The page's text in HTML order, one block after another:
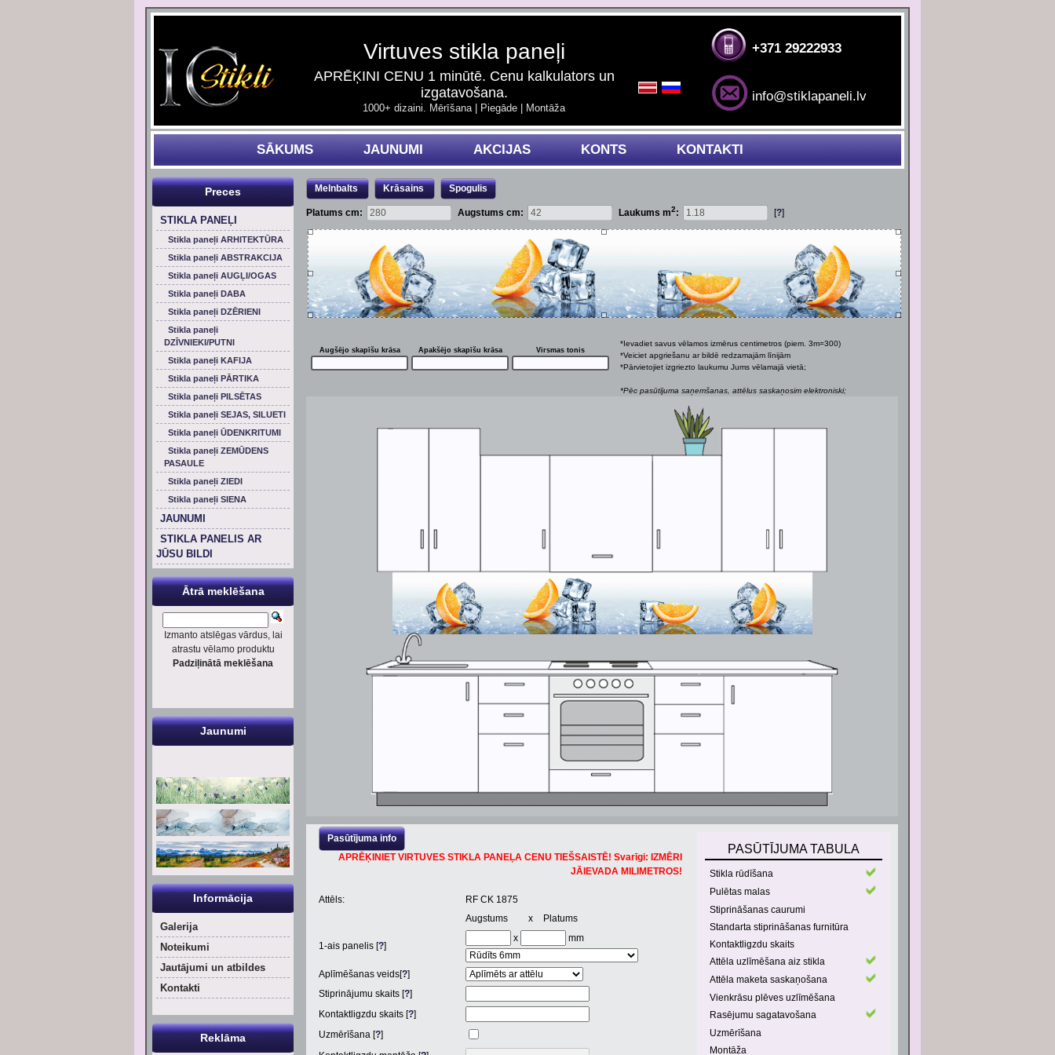
Virtuves stikla paneļi
APRĒĶINI CENU 1 minūtē. Cenu kalkulators un
izgatavošana.
1000+ dizaini. Mērīšana | Piegāde | Montāža
+371 29222933
info@stiklapaneli.lv
SĀKUMS JAUNUMI AKCIJAS KONTS KONTAKTI
Melnbalts Krāsains Spogulis
Platums cm: Augstums cm: Laukums m2: [?]
Augšējo skapīšu krāsa Apakšējo skapīšu krāsa Virsmas tonis
*Ievadiet savus vēlamos izmērus centimetros (piem. 3m=300)
*Veiciet apgriešanu ar bildē redzamajām līnijām
*Pārvietojiet izgriezto laukumu Jums vēlamajā vietā;
*Pēc pasūtījuma saņemšanas, attēlus saskaņosim elektroniski;
Pasūtījuma info
APRĒĶINIET VIRTUVES STIKLA PANEĻA CENU TIEŠSAISTĒ! Svarīgi: IZMĒRI
JĀIEVADA MILIMETROS!
Attēls:
RF CK 1875
Augstums
x Platums
1-ais panelis [?]
x mm
Aplīmēšanas veids[?]
Stiprinājumu skaits [?]
Kontaktligzdu skaits [?]
Uzmērīšana [?]
PASŪTĪJUMA TABULA
Stikla rūdīšana
Pulētas malas
Stiprināšanas caurumi
Standarta stiprināšanas furnitūra
Kontaktligzdu skaits
Attēla uzlīmēšana aiz stikla
Attēla maketa saskaņošana
Vienkrāsu plēves uzlīmēšana
Rasējumu sagatavošana
Uzmērīšana
Montāža
Preces
STIKLA PANEĻI
Stikla paneļi ARHITEKTŪRA
Stikla paneļi ABSTRAKCIJA
Stikla paneļi AUGĻI/OGAS
Stikla paneļi DABA
Stikla paneļi DZĒRIENI
Stikla paneļi
DZĪVNIEKI/PUTNI
Stikla paneļi KAFIJA
Stikla paneļi PĀRTIKA
Stikla paneļi PILSĒTAS
Stikla paneļi SEJAS, SILUETI
Stikla paneļi ŪDENKRITUMI
Stikla paneļi ZEMŪDENS
PASAULE
Stikla paneļi ZIEDI
Stikla paneļi SIENA
JAUNUMI
STIKLA PANELIS AR
JŪSU BILDI
Ātrā meklēšana
Izmanto atslēgas vārdus, lai
atrastu vēlamo produktu
Padziļinātā meklēšana
Jaunumi
Informācija
Galerija
Noteikumi
Jautājumi un atbildes
Kontakti
Reklāma